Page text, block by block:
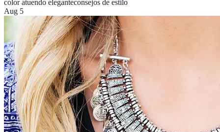
color atuendo eleganteconsejos de estilo
Aug 5